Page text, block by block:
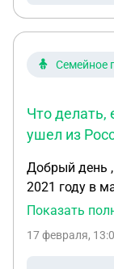
Семейное
Что делать,
ушел из
Добрый день ,
2021 году в
была
оплатой то
Показать
17 февраля,